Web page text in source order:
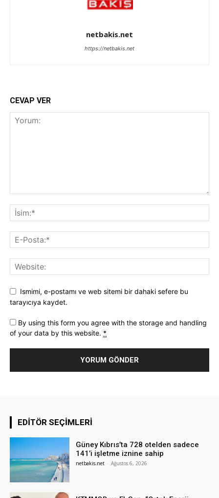
netbakis.net
https://netbakis.net
CEVAP VER
Ismimi, e-postamı ve web sitemi bir dahaki sefere bu
tarayıcıya kaydet.
By using this form you agree with the storage and handling
of your data by this website. *
EDITÖR SEÇIMLERI
Güney Kıbrıs’ta 728 otelden sadece
141’i işletme iznine sahip
netbakis.net - Ağustos 6, 2026